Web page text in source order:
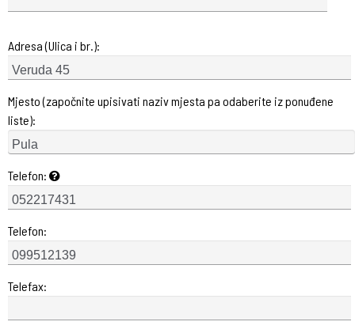
Adresa (Ulica i br.):
Mjesto (započnite upisivati naziv mjesta pa odaberite iz ponuđene
liste):
Telefon:
Telefon:
Telefax: